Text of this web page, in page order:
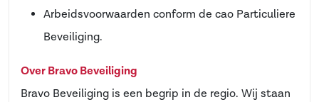
Arbeidsvoorwaarden conform de cao Particuliere
Beveiliging.
Over Bravo Beveiliging
Bravo Beveiliging is een begrip in de regio. Wij staan